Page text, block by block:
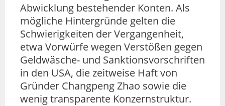
Abwicklung bestehender Konten. Als
mögliche Hintergründe gelten die
Schwierigkeiten der Vergangenheit,
etwa Vorwürfe wegen Verstößen gegen
Geldwäsche- und Sanktionsvorschriften
in den USA, die zeitweise Haft von
Gründer Changpeng Zhao sowie die
wenig transparente Konzernstruktur.